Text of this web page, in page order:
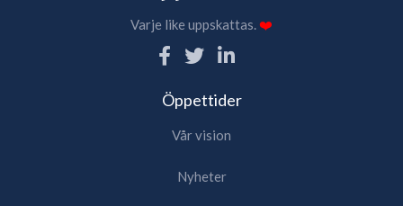
Varje like uppskattas.❤️
Öppettider
Vår vision
Nyheter